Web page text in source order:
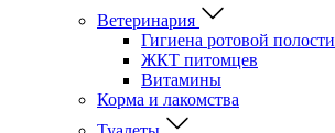
Ветеринария
Гигиена ротовой полости
ЖКТ питомцев
Витамины
Корма и лакомства